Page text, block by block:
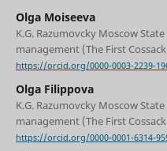
Olga Moiseeva
K.G. Razumovcky Moscow
management (The First
https://orcid.org/0000-0003-2239-
Olga Filippova
K.G. Razumovcky Moscow
management (The First
https://orcid.org/0000-0001-6314-